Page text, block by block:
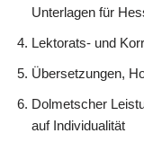
Unterlagen für
Lektorats- und
Übersetzungen,
Dolmetscher
auf Individualität